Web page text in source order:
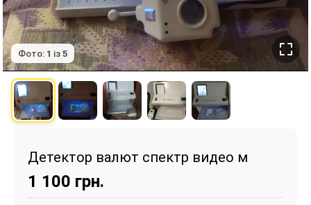
Фото: 1 із 5
Детектор валют спектр видео м
1 100 грн.